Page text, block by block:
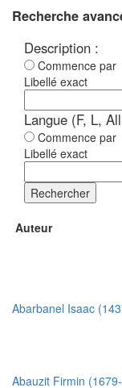
Recherche
Description :
Commence par
Libellé exact
Langue (F, L,
Commence par
Libellé exact
Rechercher
Abarbanel Isaac
Abauzit Firmin